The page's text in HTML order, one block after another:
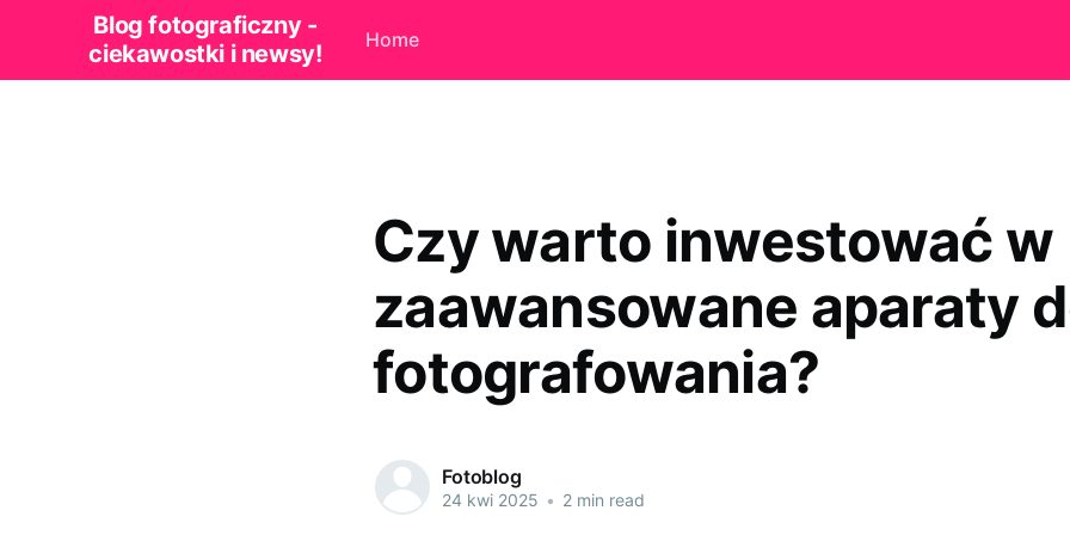
Blog fotograficzny -
ciekawostki i newsy!
Home
Czy warto inwestować w
zaawansowane aparaty
fotografowania?
Fotoblog
24 kwi 2025 • 2 min read